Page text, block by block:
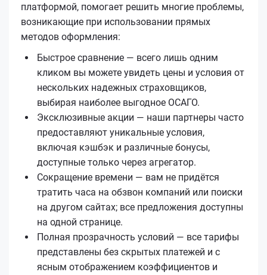
платформой, помогает решить многие проблемы,
возникающие при использовании прямых
методов оформления:
Быстрое сравнение — всего лишь одним
кликом вы можете увидеть цены и условия от
нескольких надежных страховщиков,
выбирая наиболее выгодное ОСАГО.
Эксклюзивные акции — наши партнеры часто
предоставляют уникальные условия,
включая кэшбэк и различные бонусы,
доступные только через агрегатор.
Сокращение времени — вам не придётся
тратить часа на обзвон компаний или поиски
на другом сайтах; все предложения доступны
на одной странице.
Полная прозрачность условий — все тарифы
представлены без скрытых платежей и с
ясным отображением коэффициентов и